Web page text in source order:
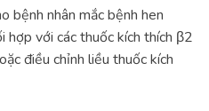
bệnh nhân mắc bệnh hen
hợp với các thuốc kích thích β2
điều chỉnh liều thuốc kích